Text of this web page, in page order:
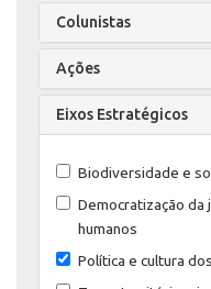
Colunistas
Ações
Eixos Estratégicos
Biodiversidade e
Democratização
humanos
Política e cultura